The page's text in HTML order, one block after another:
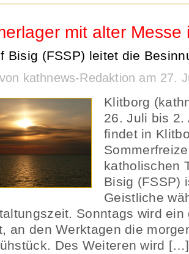
mit alter Messe
Bisig (FSSP) leitet die
kathnews-Redaktion am 27.
Klitborg
26. Juli bis 2.
findet in
katholischen
Bisig (FSSP)
Geistliche
Sonntags wird ein
an den Werktagen die
Des Weiteren wird […]